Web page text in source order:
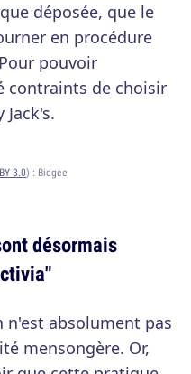
déposée, que le
en procédure
pouvoir
contraints de choisir
3.0) : Bidgee
désormais
n'est absolument pas
mensongère. Or,